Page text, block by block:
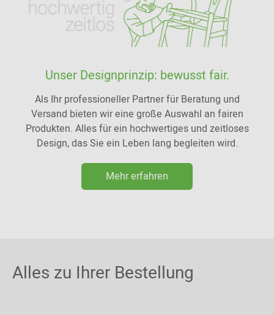
Unser Designprinzip: bewusst fair.
Als Ihr professioneller Partner für Beratung und
Versand bieten wir eine große Auswahl an fairen
Produkten. Alles für ein hochwertiges und zeitloses
Design, das Sie ein Leben lang begleiten wird.
Mehr erfahren
Alles zu Ihrer Bestellung